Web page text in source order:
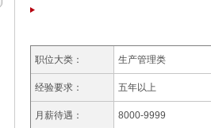
职位大类： 生产管理类
经验要求： 五年以上
月薪待遇： 8000-9999